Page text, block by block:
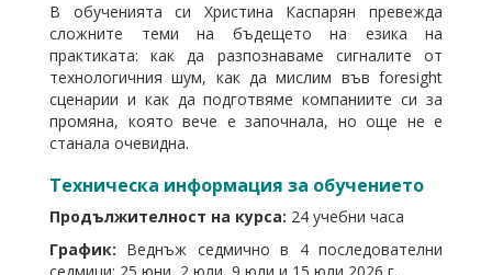
В обученията си Христина Каспарян превежда
сложните теми на бъдещето на езика на
практиката: как да разпознаваме сигналите от
технологичния шум, как да мислим във foresight
сценарии и как да подготвяме компаниите си за
промяна, която вече е започнала, но още не е
станала очевидна.
Техническа информация за обучението
Продължителност на курса: 24 учебни часа
График: Веднъж седмично в 4 последователни